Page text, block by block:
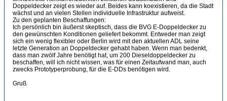
Doppeldecker zeigt es wieder auf. Beides kann koexistieren, da die Stadt
wächst und an vielen Stellen individuelle Infrastruktur aufweist.
Zu den geplanten Beschaffungen:
Ich persönlich bin äußerst skeptisch, dass die BVG E-Doppeldecker zu
den gewünschten Konditionen geliefert bekommt. Entweder man zeigt
sich ein wenig flexibler oder Berlin wird mit den aktuellen ADL seine
letzte Generation an Doppeldecker gehabt haben. Wenn man bedenkt,
dass man zwölf Jahre benötigt hat, um 200 Dieseldoppeldecker zu
beschaffen, will ich nicht wissen, was für einen Zeitaufwand man, auch
zwecks Prototyperprobung, für die E-DDs benötigen wird.
Gruß